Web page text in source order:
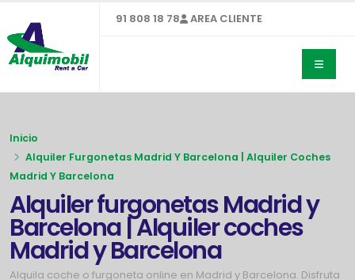
91 808 18 78 AREA CLIENTE
Inicio
Alquiler Furgonetas Madrid Y Barcelona | Alquiler Coches
Madrid Y Barcelona
Alquiler furgonetas Madrid y
Barcelona | Alquiler coches
Madrid y Barcelona
Alquila coche o furgoneta online en Madrid y Barcelona. Disfruta